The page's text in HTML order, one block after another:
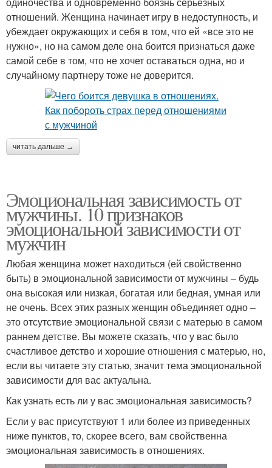
отношений. Женщина начинает игру в недоступность, и
убеждает окружающих и себя в том, что ей «все это не
нужно», но на самом деле она боится признаться даже
самой себе в том, что не хочет оставаться одна, но и
случайному партнеру тоже не доверится.
читать дальше →
Эмоциональная зависимость от
мужчины. 10 признаков
эмоциональной зависимости от
мужчин
Любая женщина может находиться (ей свойственно
быть) в эмоциональной зависимости от мужчины – будь
она высокая или низкая, богатая или бедная, умная или
не очень. Всех этих разных женщин объединяет одно –
это отсутствие эмоциональной связи с матерью в самом
раннем детстве. Вы можете сказать, что у вас было
счастливое детство и хорошие отношения с матерью, но,
если вы читаете эту статью, значит тема эмоциональной
зависимости для вас актуальна.
Как узнать есть ли у вас эмоциональная зависимость?
Если у вас присутствуют 1 или более из приведенных
ниже пунктов, то, скорее всего, вам свойственна
эмоциональная зависимость в отношениях.